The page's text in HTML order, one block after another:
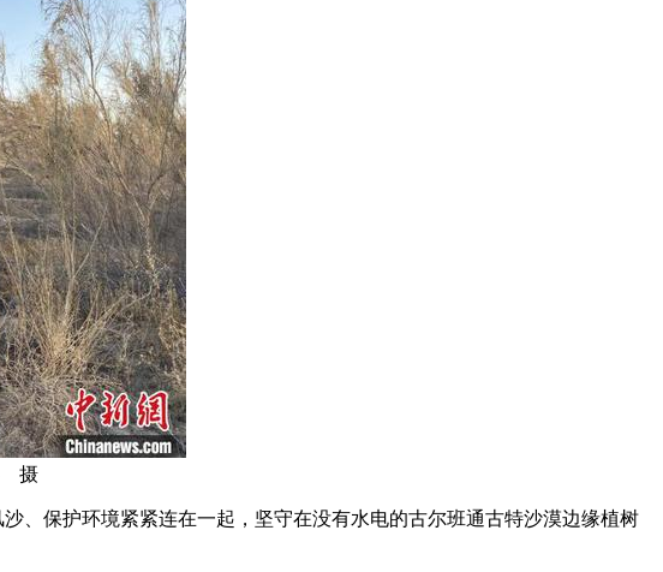
摄
保护环境紧紧连在一起，坚守在没有水电的古尔班通古特沙漠边缘植树